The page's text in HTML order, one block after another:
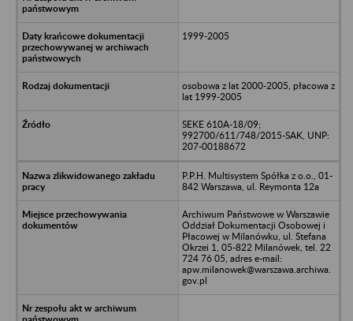
1999-2005
osobowa z lat 2000-2005, płacowa z
lat 1999-2005
SEKE 610A-18/09;
992700/611/748/2015-SAK, UNP:
207-00188672
P.P.H. Multisystem Spółka z o.o., 01-
842 Warszawa, ul. Reymonta 12a
Archiwum Państwowe w Warszawie
Oddział Dokumentacji Osobowej i
Płacowej w Milanówku, ul. Stefana
Okrzei 1, 05-822 Milanówek, tel. 22
724 76 05, adres e-mail:
apw.milanowek@warszawa.archiwa.
gov.pl